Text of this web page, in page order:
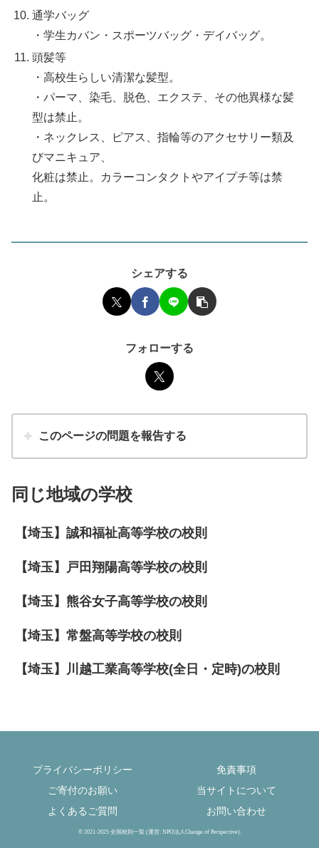
通学バッグ
・学生カバン・スポーツバッグ・デイバッグ。
頭髪等
・高校生らしい清潔な髪型。
・パーマ、染毛、脱色、エクステ、その他異様な髪
型は禁止。
・ネックレス、ピアス、指輪等のアクセサリー類及
びマニキュア、
化粧は禁止。カラーコンタクトやアイプチ等は禁
止。
シェアする
フォローする
このページの問題を報告する
同じ地域の学校
【埼玉】誠和福祉高等学校の校則
【埼玉】戸田翔陽高等学校の校則
【埼玉】熊谷女子高等学校の校則
【埼玉】常盤高等学校の校則
【埼玉】川越工業高等学校(全日・定時)の校則
プライバシーポリシー
免責事項
ご寄付のお願い
当サイトについて
よくあるご質問
お問い合わせ
© 2021-2025 全国校則一覧 (運営: NPO法人Change of Perspective).